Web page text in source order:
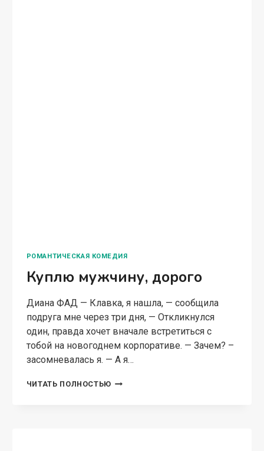
РОМАНТИЧЕСКАЯ КОМЕДИЯ
Куплю мужчину, дорого
Диана ФАД — Клавка, я нашла, — сообщила
подруга мне через три дня, — Откликнулся
один, правда хочет вначале встретиться с
тобой на новогоднем корпоративе. — Зачем? –
засомневалась я. — А я…
ЧИТАТЬ ПОЛНОСТЬЮ КУПЛЮ